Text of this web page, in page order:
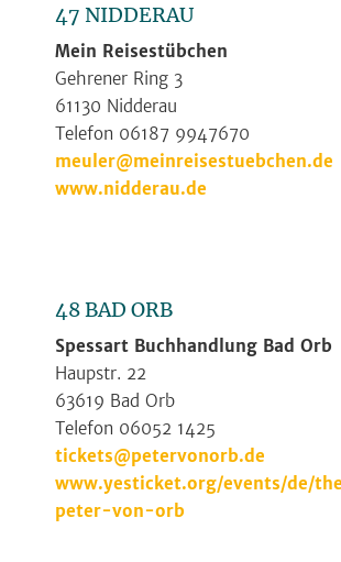
47 NIDDERAU
Mein Reisestübchen
Gehrener Ring 3
61130 Nidderau
Telefon 06187 9947670
meuler@meinreisestuebchen.de
www.nidderau.de
48 BAD ORB
Spessart Buchhandlung Bad Orb
Haupstr. 22
63619 Bad Orb
Telefon 06052 1425
tickets@petervonorb.de
www.yesticket.org/events/de/
peter-von-orb